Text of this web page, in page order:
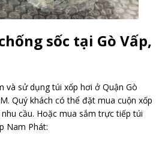
sốc tại Gò Vấp,
và sử dụng túi xốp hơi ở Quận Gò
Quý khách có thể đặt mua cuộn xốp
cầu. Hoặc mua sắm trực tiếp túi
Nam Phát: